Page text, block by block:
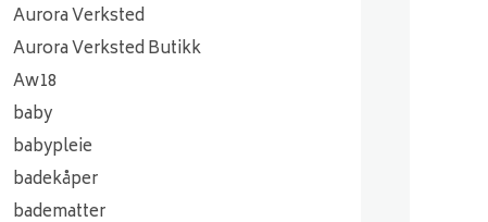
Aurora Verksted
Aurora Verksted Butikk
Aw18
baby
babypleie
badekåper
badematter